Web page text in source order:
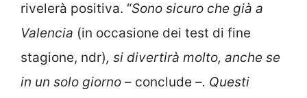
rivelerà positiva. “Sono sicuro che già a
Valencia (in occasione dei test di fine
stagione, ndr), si divertirà molto, anche se
in un solo giorno – conclude –. Questi